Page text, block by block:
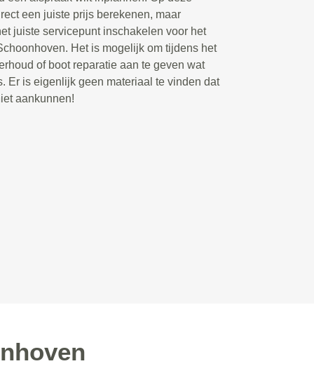
een juiste prijs berekenen, maar
juiste servicepunt inschakelen voor het
Het is mogelijk om tijdens het
of boot reparatie aan te geven wat
Er is eigenlijk geen materiaal te vinden dat
aankunnen!